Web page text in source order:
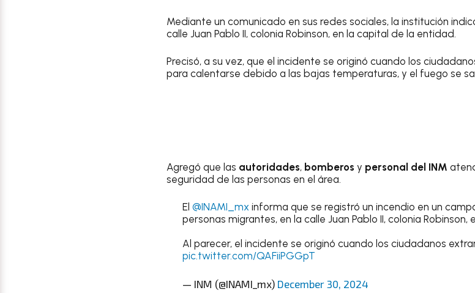
Mediante un comunicado en sus redes sociales, la institución
calle Juan Pablo II, colonia Robinson, en la capital de la entidad.
Precisó, a su vez, que el incidente se originó cuando los
para calentarse debido a las bajas temperaturas, y el fuego se
Agregó que las autoridades, bomberos y personal del INM
seguridad de las personas en el área.
El @INAMI_mxinforma que se registró un incendio en un
personas migrantes, en la calle Juan Pablo II, colonia Robinson,
Al parecer, el incidente se originó cuando los ciudadanos
pic.twitter.com/QAFiiPGGpT
— INM (@INAMI_mx) December 30, 2024